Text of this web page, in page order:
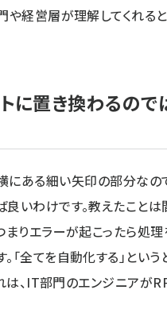
や経営層が理解してくれ
に置き換わるので
ある細い矢印の部分なので
いわけです。教えたこと
りエラーが起こったら処理
全てを自動化する」とい
は、IT部門のエンジニアが